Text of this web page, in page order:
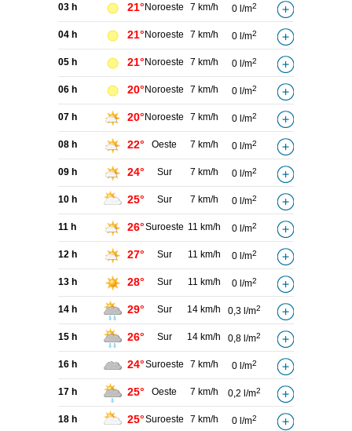
03 h 21° Noroeste 7 km/h 0 l/m2
04 h 21° Noroeste 7 km/h 0 l/m2
05 h 21° Noroeste 7 km/h 0 l/m2
06 h 20° Noroeste 7 km/h 0 l/m2
07 h 20° Noroeste 7 km/h 0 l/m2
08 h 22° Oeste 7 km/h 0 l/m2
09 h 24° Sur 7 km/h 0 l/m2
10 h 25° Sur 7 km/h 0 l/m2
11 h 26°Suroeste 11 km/h 0 l/m2
12 h 27° Sur 11 km/h 0 l/m2
13 h 28° Sur 11 km/h 0 l/m2
14 h 29° Sur 14 km/h 0,3 l/m2
15 h 26° Sur 14 km/h 0,8 l/m2
16 h 24°Suroeste 7 km/h 0 l/m2
17 h 25° Oeste 7 km/h 0,2 l/m2
18 h 25°Suroeste 7 km/h 0 l/m2